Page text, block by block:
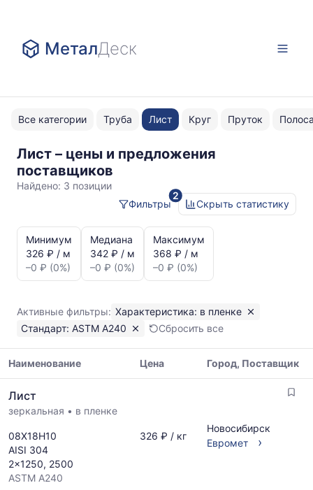
МеталДеск
Все категории Труба Лист Круг Пруток
Лист – цены и предложения
поставщиков
ASTM
Найдено: 3 позиции
2
Фильтры
Скрыть статистику
динамика
цен:
Лист
пленке
ASTM
A240
Показаны
минимальная,
максимальная
цена
по
данным
прайс-
листов
Минимум
326 ₽ / м
–0 ₽ (0%)
Медиана
342 ₽ / м
–0 ₽ (0%)
Максимум
368 ₽ / м
–0 ₽ (0%)
Активные фильтры: Характеристика: в пленке
Стандарт: ASTM A240
Сбросить все
цен
на
указанием
ГОСТ,
размеров
Наименование Цена Город, Поставщик
Лист
зеркальная • в пленке
08Х18Н10
AISI 304
2x1250, 2500
ASTM A240
326 ₽ / кг
Новосибирск
Евромет
›